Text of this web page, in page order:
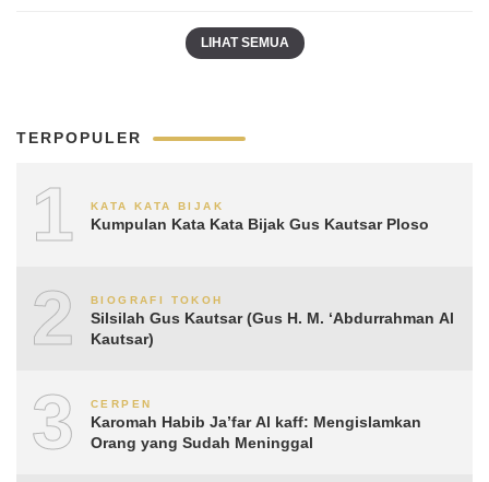
LIHAT SEMUA
TERPOPULER
1 KATA KATA BIJAK
Kumpulan Kata Kata Bijak Gus Kautsar Ploso
2 BIOGRAFI TOKOH
Silsilah Gus Kautsar (Gus H. M. ‘Abdurrahman Al
Kautsar)
3 CERPEN
Karomah Habib Ja’far Al kaff: Mengislamkan
Orang yang Sudah Meninggal